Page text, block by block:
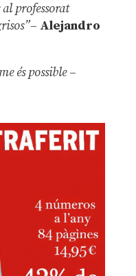
al professorat
– Alejandro
és possible –